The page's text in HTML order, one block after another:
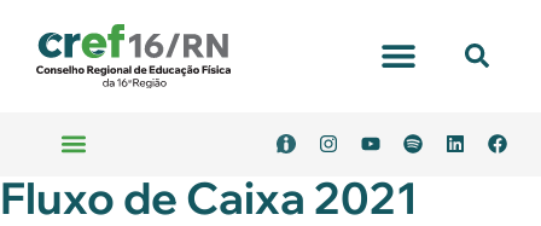
Fluxo de Caixa 2021